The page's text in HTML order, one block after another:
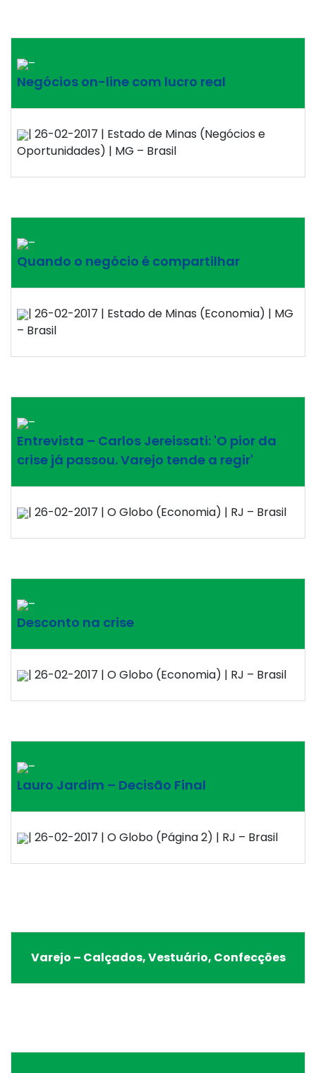
–
Negócios on-line com lucro real
| 26-02-2017 | Estado de Minas (Negócios e
Oportunidades) | MG – Brasil
–
Quando o negócio é compartilhar
| 26-02-2017 | Estado de Minas (Economia) | MG
– Brasil
–
Entrevista – Carlos Jereissati: 'O pior da
crise já passou. Varejo tende a regir'
| 26-02-2017 | O Globo (Economia) | RJ – Brasil
–
Desconto na crise
| 26-02-2017 | O Globo (Economia) | RJ – Brasil
–
Lauro Jardim – Decisão Final
| 26-02-2017 | O Globo (Página 2) | RJ – Brasil
Varejo – Calçados, Vestuário, Confecções